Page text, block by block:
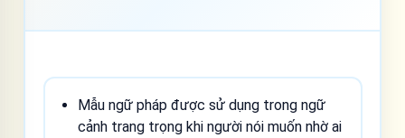
Mẫu ngữ pháp được sử dụng trong ngữ
cảnh trang trọng khi người nói muốn nhờ ai